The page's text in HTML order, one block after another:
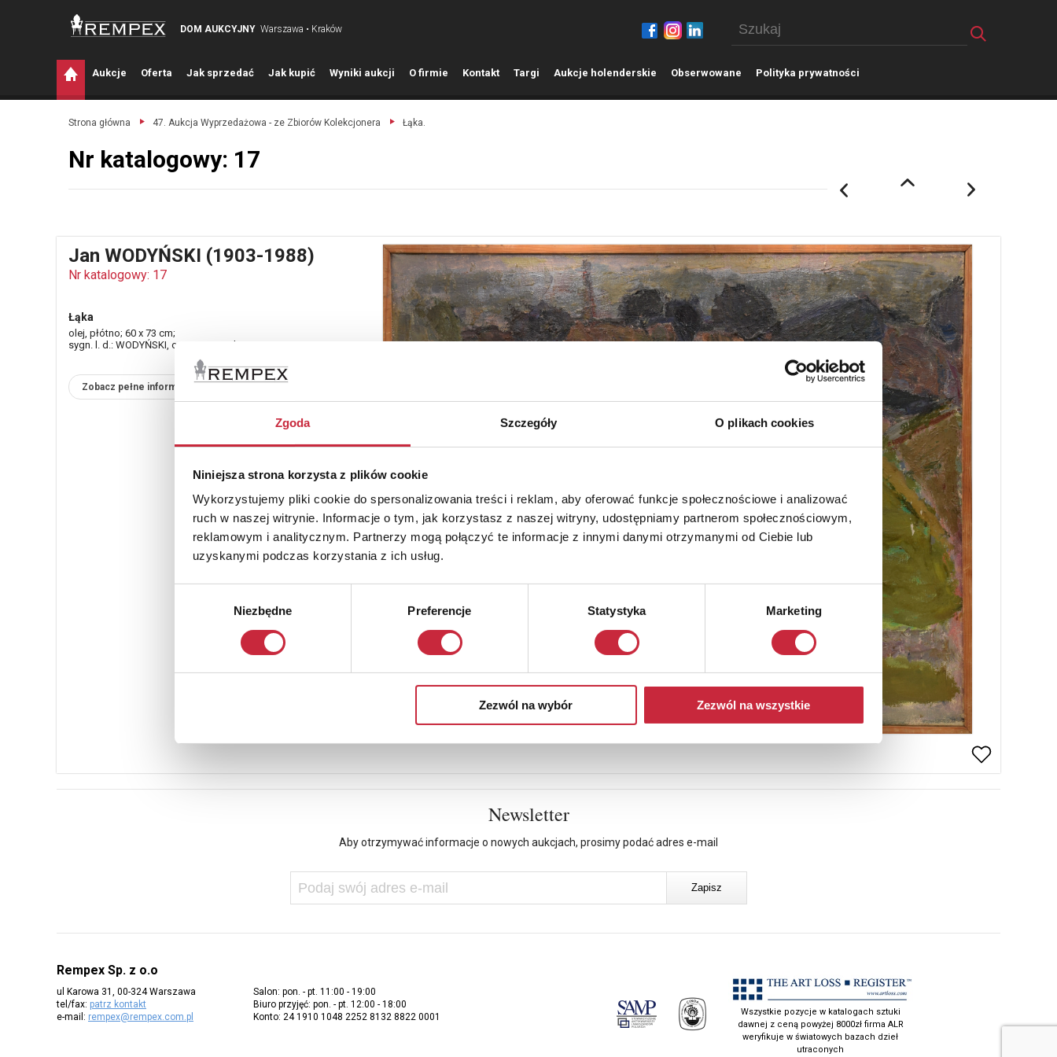
Zgoda Szczegóły O plikach cookies
Niniejsza strona korzysta z plików cookie
Wykorzystujemy pliki cookie do spersonalizowania treści i reklam, aby oferować funkcje społecznościowe i analizować
ruch w naszej witrynie. Informacje o tym, jak korzystasz z naszej witryny, udostępniamy partnerom społecznościowym,
reklamowym i analitycznym. Partnerzy mogą połączyć te informacje z innymi danymi otrzymanymi od Ciebie lub
uzyskanymi podczas korzystania z ich usług.
Niezbędne Preferencje Statystyka Marketing
Zezwól na wybór Zezwól na wszystkie
DOM AUKCYJNY Warszawa • Kraków
Aukcje Oferta Jak sprzedać Jak kupić Wyniki aukcji O firmie Kontakt Targi Aukcje holenderskie Obserwowane Polityka prywatności
Strona główna 47. Aukcja Wyprzedażowa - ze Zbiorów Kolekcjonera Łąka.
Nr katalogowy: 17
Jan WODYŃSKI (1903-1988)
Nr katalogowy: 17
Łąka
olej, płótno; 60 x 73 cm;
sygn. l. d.: WODYŃSKI, opisany na odwrocie.
Zobacz pełne informacje
Newsletter
Aby otrzymywać informacje o nowych aukcjach, prosimy podać adres e-mail
Rempex Sp. z o.o
ul Karowa 31, 00-324 Warszawa
tel/fax: patrz kontakt
e-mail: rempex@rempex.com.pl
Salon: pon. - pt. 11:00 - 19:00
Biuro przyjęć: pon. - pt. 12:00 - 18:00
Konto: 24 1910 1048 2252 8132 8822 0001
Wszystkie pozycje w katalogach sztuki
dawnej z ceną powyżej 8000zł firma ALR
weryfikuje w światowych bazach dzieł
utraconych